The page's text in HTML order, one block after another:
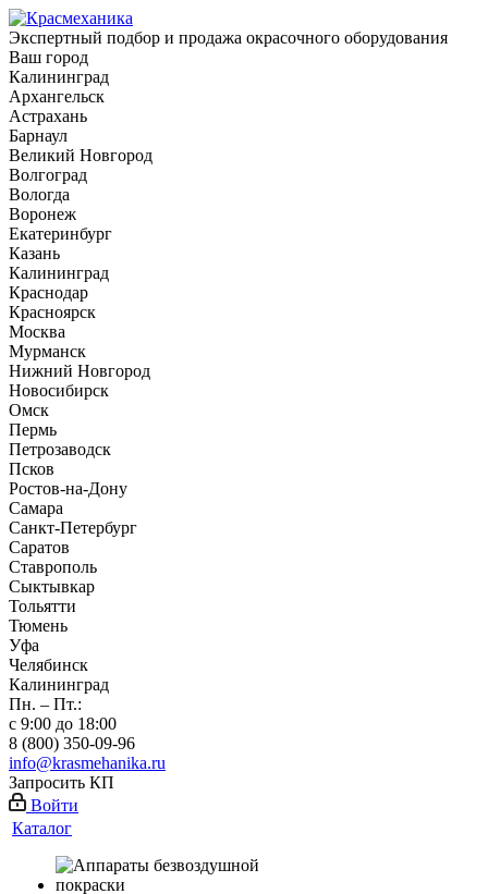
Экспертный подбор и продажа окрасочного оборудования
Ваш город
Калининград
Архангельск
Астрахань
Барнаул
Великий Новгород
Волгоград
Вологда
Воронеж
Екатеринбург
Казань
Калининград
Краснодар
Красноярск
Москва
Мурманск
Нижний Новгород
Новосибирск
Омск
Пермь
Петрозаводск
Псков
Ростов-на-Дону
Самара
Санкт-Петербург
Саратов
Ставрополь
Сыктывкар
Тольятти
Тюмень
Уфа
Челябинск
Калининград
Пн. – Пт.:
с 9:00 до 18:00
8 (800) 350-09-96
info@krasmehanika.ru
Запросить КП
Войти
Каталог